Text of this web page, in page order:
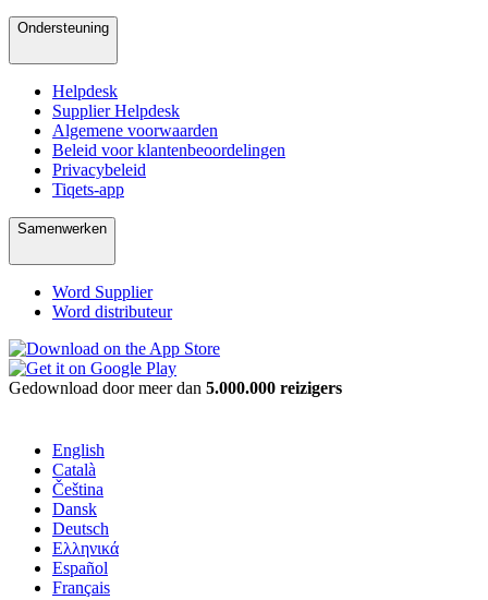
Ondersteuning
Helpdesk
Supplier Helpdesk
Algemene voorwaarden
Beleid voor klantenbeoordelingen
Privacybeleid
Tiqets-app
Samenwerken
Word Supplier
Word distributeur
Gedownload door meer dan 5.000.000 reizigers
English
Català
Čeština
Dansk
Deutsch
Ελληνικά
Español
Français